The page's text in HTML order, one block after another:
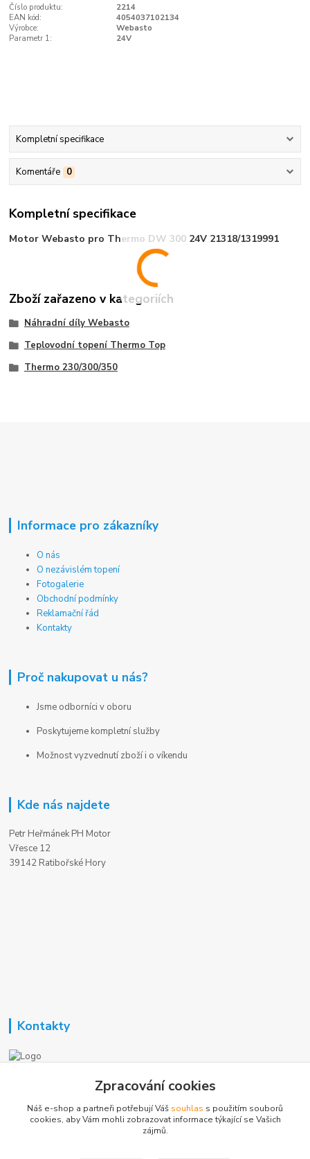
Číslo produktu:
2214
EAN kód:
4054037102134
Výrobce:
Webasto
Parametr 1:
24V
Kompletní specifikace
Komentáře 0
Kompletní specifikace
Motor Webasto pro Thermo DW 300 24V 21318/1319991
Zboží zařazeno v kategoriích
Náhradní díly Webasto
Teplovodní topení Thermo Top
Thermo 230/300/350
Informace pro zákazníky
O nás
O nezávislém topení
Fotogalerie
Obchodní podmínky
Reklamační řád
Kontakty
Proč nakupovat u nás?
Jsme odborníci v oboru
Poskytujeme kompletní služby
Možnost vyzvednutí zboží i o víkendu
Kde nás najdete
Petr Heřmánek PH Motor
Vřesce 12
39142 Ratibořské Hory
Kontakty
+420 723 362 738
Zpracování cookies
Náš e-shop a partneři potřebují Váš souhlas s použitím souborů
cookies, aby Vám mohli zobrazovat informace týkající se Vašich
zájmů.